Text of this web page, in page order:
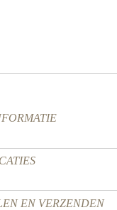
EN VERZENDEN